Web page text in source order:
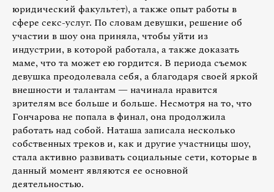
юридический факультет), а также опыт работы в
сфере секс-услуг. По словам девушки, решение об
участии в шоу она приняла, чтобы уйти из
индустрии, в которой работала, а также доказать
маме, что та может ею гордится. В периода съемок
девушка преодолевала себя, а благодаря своей яркой
внешности и талантам — начинала нравится
зрителям все больше и больше. Несмотря на то, что
Гончарова не попала в финал, она продолжила
работать над собой. Наташа записала несколько
собственных треков и, как и другие участницы шоу,
стала активно развивать социальные сети, которые в
данный момент являются ее основной
деятельностью.